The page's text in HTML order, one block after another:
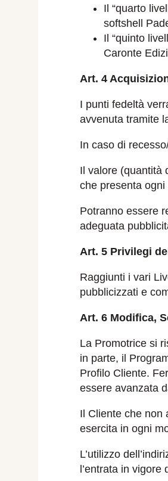
Il “quarto
softshell
Il “quinto
Caronte
Art. 4
I punti fedeltà
avvenuta tramite
In caso di
Il valore (quantità
che presenta ogni
Potranno essere
adeguata
Art. 5 Privilegi
Raggiunti i vari
pubblicizzati e
Art. 6 Modifica,
La Promotrice si
in parte, il
Profilo Cliente.
essere avanzata
Il Cliente che non
esercita in ogni
L’utilizzo
l’entrata in